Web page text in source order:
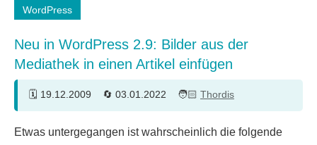
WordPress
Neu in WordPress 2.9: Bilder aus der
Mediathek in einen Artikel einfügen
19.12.2009 03.01.2022 Thordis
Kommentare
Etwas untergegangen ist wahrscheinlich die folgende